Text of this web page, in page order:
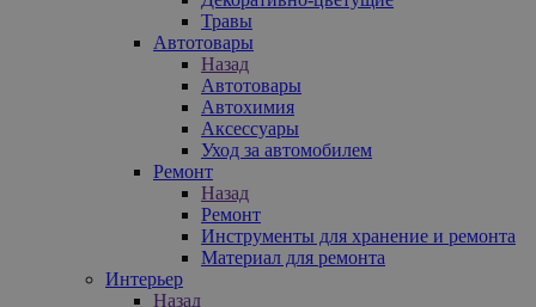
Травы
Автотовары
Назад
Автотовары
Автохимия
Аксессуары
Уход за автомобилем
Ремонт
Назад
Ремонт
Инструменты для хранение и ремонта
Материал для ремонта
Интерьер
Назад